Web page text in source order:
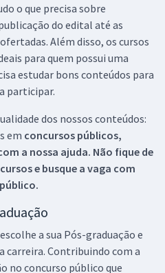
o que precisa sobre
do edital até as
Além disso, os cursos
para quem possui uma
estudar bons conteúdos para
participar.
dos nossos conteúdos:
em concursos públicos,
a nossa ajuda. Não fique de
e busque a vaga com
a sua Pós-graduação e
carreira. Contribuindo com a
no concurso público que